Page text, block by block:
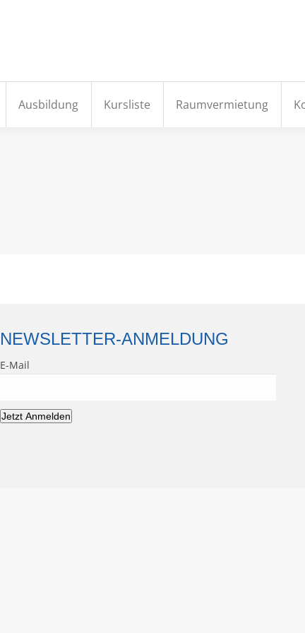
Ausbildung Kursliste Raumvermietung
NEWSLETTER-ANMELDUNG
E-Mail
Jetzt Anmelden